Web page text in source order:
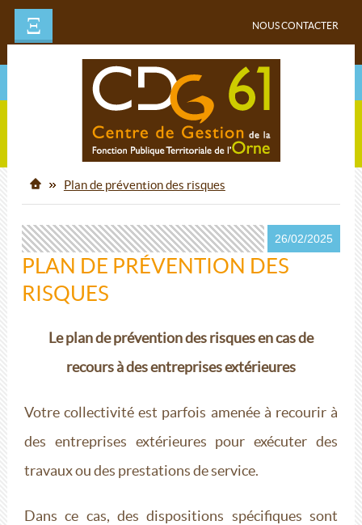
Ξ NOUS CONTACTER
Plan de prévention des risques
26/02/2025
PLAN DE PRÉVENTION DES
RISQUES
Le plan de prévention des risques en cas de
recours à des entreprises extérieures
Votre collectivité est parfois amenée à recourir à
des entreprises extérieures pour exécuter des
travaux ou des prestations de service.
Dans ce cas, des dispositions spécifiques sont